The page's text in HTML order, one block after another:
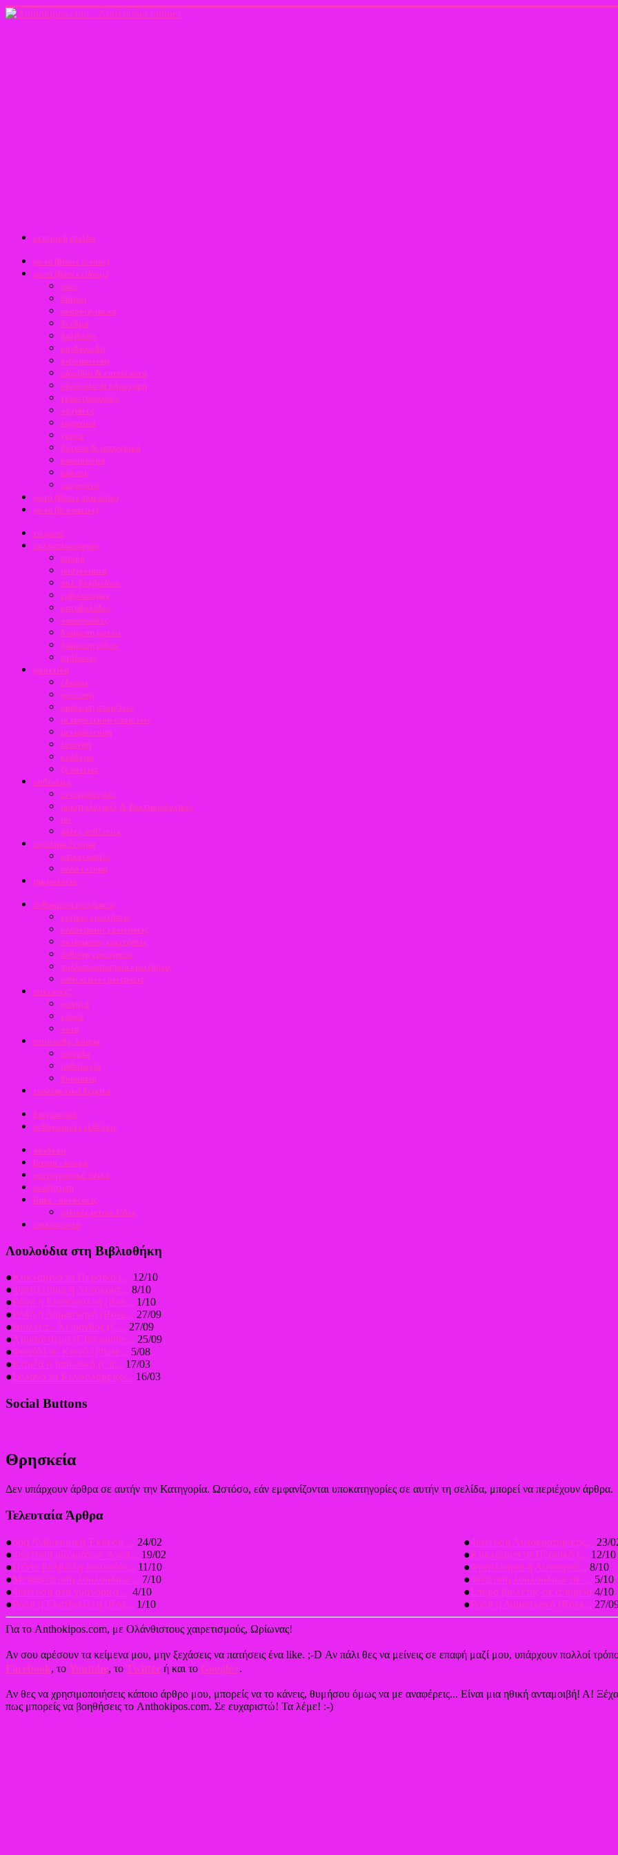
κεντρική σελίδα
φυτά (βάσει γένους)
φυτά (βάσει είδους)
πόες
θάμνοι
αναρριχώμενα
δένδρα
βολβώδη
κονδυλώδη
ριζωματώδη
υδρόβια & επιπλέοντα
υδρόφιλα & υδροχαρή
τριανταφυλλιές
ορχιδέες
λαχανικά
χόρτα
βότανα & μπαχαρικά
καρποφόρα
κάκτοι
παχύφυτα
φυτά (βάσει ποικιλίας)
φυτά (θεραπείες)
τα φυτά
πολλαπλασιασμός
σπορά
μοσχεύματα
πολ. βολβώδων
εμβολιασμός
καταβολάδες
παραφυάδες
διαίρεση φυτών
διαίρεση ριζών
στόλωνες
φροντίδα
έδαφος
φύτευση
αραίωση σπορ/των
μεταφύτευση σπορ/των
μεταφύτευση
λίπανση
κλάδεμα
ξεφύτεμα
ασθένειες
εντομολογικές
μυκητολογικές & βακτηριολογικές
ιοί
άλλες ασθένειες
ωφέλιμα έντομα
επικονιαστές
άλλα έντομα
ημερολόγιο
ανθοκηποερωτήματα
γενικές ερωτήσεις
κλαδέματος ερωτήσεις
ποτίσματος ερωτήσεις
άνθισης ερωτήσεις
πολλαπλασιασμού ερωτήσεις
ασθενειών ερωτήσεις
συνταγές*
φαγητά
γλυκά
ποτά
στον ανθρ. κόσμο
ιστορία
μυθολογία
θρησκεία
εναλλακτικά θέματα
βιογραφικό
ανθοκομικές εκθέσεις
σύνδεση
forum - αγορά
φωτογραφικό υλικό
αναζήτηση
links - συνδέσεις
φιλικές ιστοσελίδες
επικοινωνία
Λουλούδια στη Βιβλιοθήκη
●Κυκλάμινο το Περσικό (... 12/10
●Φριτιλλάρια η Αυτοκρατ... 8/10
●Ρόδη η Εκατόφυλλη (Ros... 1/10
●Ρόδη η Δαμασκηνή (Rosa... 27/09
●Βιολέτα - Χείρανθος (C... 27/09
●Χρυσάνθεμο (Chrysanthe... 25/09
●Φασόλι το Κοινό (Phase... 5/08
●Κιτρέα η Ιαπωνική (Cit... 17/03
●Σολανό το Κονδυλόρριζο... 16/03
Social Buttons
Θρησκεία
Δεν υπάρχουν άρθρα σε αυτήν την Κατηγορία. Ωστόσο, εάν εμφανίζονται υποκατηγορίες σε αυτήν τη σελίδα, μπορεί να περιέχουν άρθρα.
Τελευταία Άρθρα
●66η Ανθοκομική Έκθεση ... 24/02 ●Φύτευση Αυτοκρατορικής... 23/
●Φύτευση ριζωμάτων Aνεμ... 19/02 ●Κυκλάμινο το Περσικό (... 12/10
●Πέντε βολβώδη λουλούδι... 11/10 ●Φριτιλλάρια η Αυτοκρατ... 8/10
●Μεταφύτευση λουλουδιών... 7/10 ●Φύτευση λουλουδιών σε ... 5/10
●Φύτευση στα γυμνόριζα ... 4/10 ●Σπορά βιολέτας σε σπορείο 4/10
●Ρόδη η Εκατόφυλλη (Ros... 1/10 ●Ρόδη η Δαμασκηνή (Rosa... 27/
Για το Anthokipos.com, με Ολάνθιστους χαιρετισμούς, Ωρίωνας!
Αν σου αρέσουν τα κείμενα μου, μην ξεχάσεις να πατήσεις ένα like. ;-D Αν πάλι θες να μείνεις σε επαφή μαζί μου, υπάρχουν πολλοί
Facebook, το Youtube, το Twitter ή και το Google+.
Αν θες να χρησιμοποιήσεις κάποιο άρθρο μου, μπορείς να το κάνεις, θυμήσου όμως να με αναφέρεις... Είναι μια ηθική ανταμοιβή! Α!
πως μπορείς να βοηθήσεις το Anthokipos.com. Σε ευχαριστώ! Τα λέμε! :-)